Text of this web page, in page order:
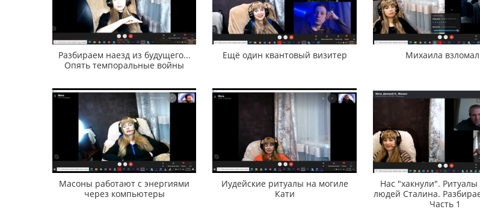
Разбираем наезд из будущего...
Опять темпоральные войны
Ещё один квантовый визитер Михаила
Масоны работают с энергиями
через компьютеры
Иудейские ритуалы на могиле
Кати
Нас "хакнули".
людей Сталина.
Часть 1